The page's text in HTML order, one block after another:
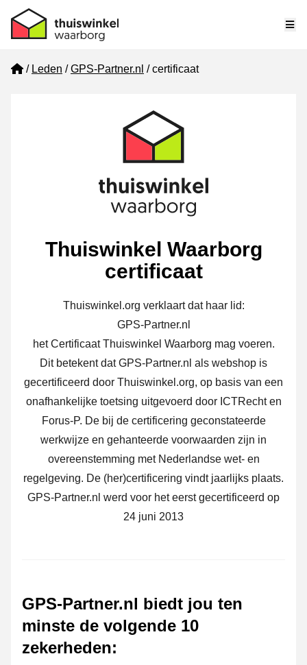
Home
Leden GPS-Partner.nl certificaat
Thuiswinkel Waarborg
certificaat
Thuiswinkel.org verklaart dat haar lid:
GPS-Partner.nl
het Certificaat Thuiswinkel Waarborg mag voeren.
Dit betekent dat GPS-Partner.nl als webshop is
gecertificeerd door Thuiswinkel.org, op basis van een
onafhankelijke toetsing uitgevoerd door ICTRecht en
Forus-P. De bij de certificering geconstateerde
werkwijze en gehanteerde voorwaarden zijn in
overeenstemming met Nederlandse wet- en
regelgeving. De (her)certificering vindt jaarlijks plaats.
GPS-Partner.nl werd voor het eerst gecertificeerd op
24 juni 2013
GPS-Partner.nl biedt jou ten
minste de volgende 10
zekerheden: